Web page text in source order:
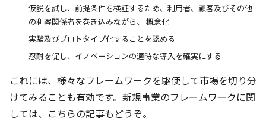
仮説を試し、前提条件を検証するため、利用者、顧客及びその他
の利客関係者を巻き込みながら、 概念化
実験及びプロトタイプ化することを認める
忍耐を促し、イノベーションの適時な導入を確実にする
これには、様々なフレームワークを駆使して市場を切り分
けてみることも有効です。新規事業のフレームワークに関
しては、こちらの記事もどうぞ。